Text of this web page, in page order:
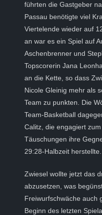
führten die Gastgeber
Passau benötigte viel
Viertelende wieder auf
an war es ein Spiel auf
Aschenbrenner und
Topscorerin Jana
an die Kette, so dass
Nicole Gleinig mehr als
Team zu punkten. Die
Team-Basketball
Calitz, die engagiert
Täuschungen ihre
29:28-Halbzeit herstellte.
Zwiesel wollte jetzt das
abzusetzen, was
Freiwurfschwäche auch
Beginn des letzten